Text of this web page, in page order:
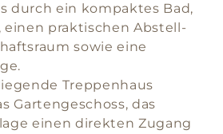
durch ein kompaktes Bad,
einen praktischen Abstell-
sowie eine
Treppenhaus
Gartengeschoss, das
einen direkten Zugang